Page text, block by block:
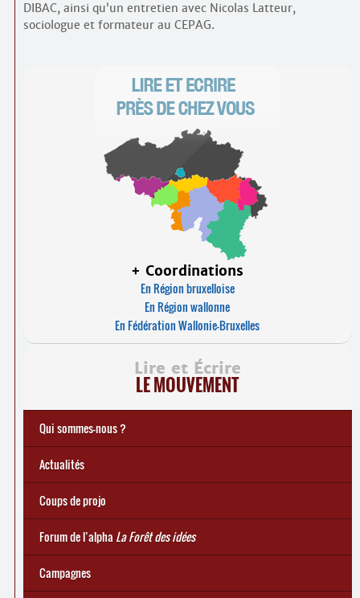
DIBAC, ainsi qu’un entretien avec Nicolas Latteur,
sociologue et formateur au CEPAG.
+ Coordinations
En Région bruxelloise
En Région wallonne
En Fédération Wallonie-Bruxelles
Lire et Écrire
LE MOUVEMENT
Qui sommes-nous ?
Notre histoire
Le mouvement Lire et Écrire
Charte de Lire et Écrire
Actions de recherches et études
Actions de formations de formateurs
... Tous les articles
Actualités
Coups de projo
Forum de l’alpha La Forêt des idées
Campagnes